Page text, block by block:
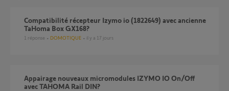
Compatibilité récepteur Izymo io (1822649) avec ancienne
TaHoma Box GX168?
1 réponse DOMOTIQUE il y a 17 jours
Appairage nouveaux micromodules IZYMO IO On/Off
avec TAHOMA Rail DIN?